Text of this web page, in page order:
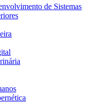
de Sistemas